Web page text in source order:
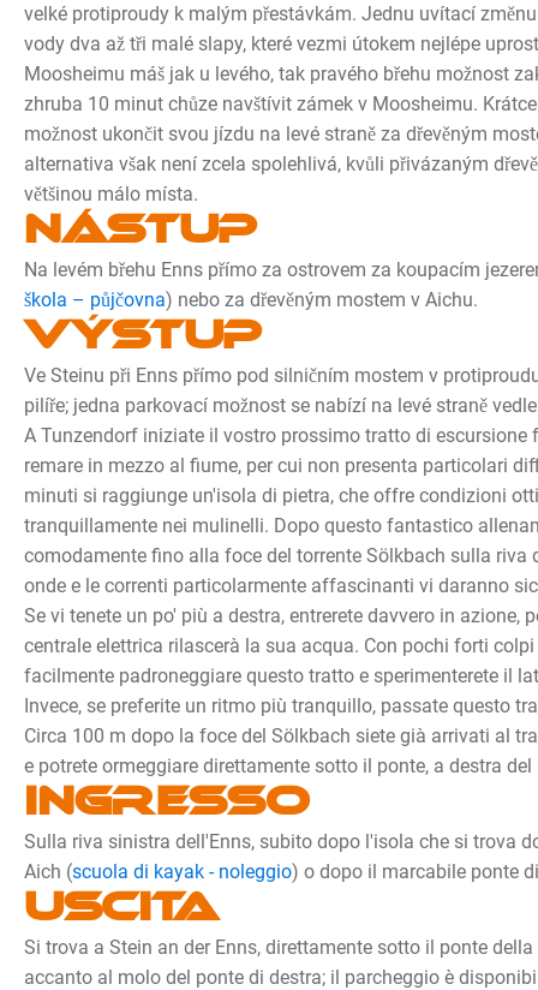
velké protiproudy k malým přestávkám. Jednu uvítací
vody dva až tři malé slapy, které vezmi útokem nejlépe
Moosheimu máš jak u levého, tak pravého břehu možnost
zhruba 10 minut chůze navštívit zámek v Moosheimu.
možnost ukončit svou jízdu na levé straně za dřevěným
alternativa však není zcela spolehlivá, kvůli přivázaným
většinou málo místa.
Nástup
Na levém břehu Enns přímo za ostrovem za koupacím
škola – půjčovna) nebo za dřevěným mostem v Aichu.
Výstup
Ve Steinu při Enns přímo pod silničním mostem v
pilíře; jedna parkovací možnost se nabízí na levé straně
A Tunzendorf iniziate il vostro prossimo tratto di escursione
remare in mezzo al fiume, per cui non presenta particolari
minuti si raggiunge un'isola di pietra, che offre condizioni
tranquillamente nei mulinelli. Dopo questo fantastico
comodamente fino alla foce del torrente Sölkbach sulla riva
onde e le correnti particolarmente affascinanti vi daranno
Se vi tenete un po' più a destra, entrerete davvero in azione,
centrale elettrica rilascerà la sua acqua. Con pochi forti
facilmente padroneggiare questo tratto e sperimenterete il
Invece, se preferite un ritmo più tranquillo, passate questo
Circa 100 m dopo la foce del Sölkbach siete già arrivati al
e potrete ormeggiare direttamente sotto il ponte, a destra
Ingresso
Sulla riva sinistra dell'Enns, subito dopo l'isola che si trova
Aich (scuola di kayak - noleggio) o dopo il marcabile ponte
Uscita
Si trova a Stein an der Enns, direttamente sotto il ponte
accanto al molo del ponte di destra; il parcheggio è